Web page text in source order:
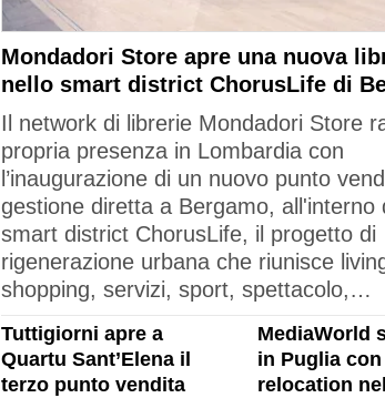
Mondadori Store apre una nuova
nello smart district ChorusLife di
Il network di librerie Mondadori Store
propria presenza in Lombardia con
l’inaugurazione di un nuovo punto
gestione diretta a Bergamo, all'interno
smart district ChorusLife, il progetto di
rigenerazione urbana che riunisce
shopping, servizi, sport, spettacolo,…
Tuttigiorni apre a
Quartu Sant’Elena il
terzo punto vendita
MediaWorld
in Puglia
relocation